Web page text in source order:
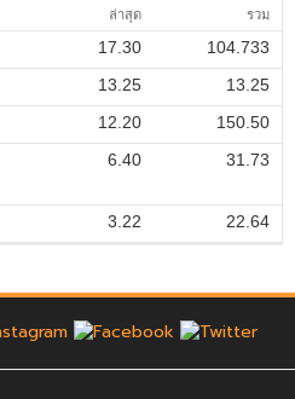
ล่าสุด รวม
17.30
104.733
13.25
13.25
12.20
150.50
6.40 31.73
3.22 22.64